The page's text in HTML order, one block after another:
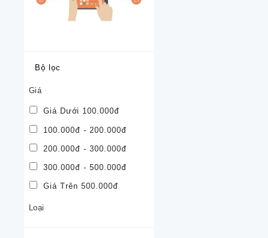
Bộ lọc
Giá
Giá Dưới 100.000đ
100.000đ - 200.000đ
200.000đ - 300.000đ
300.000đ - 500.000đ
Giá Trên 500.000đ
Loại